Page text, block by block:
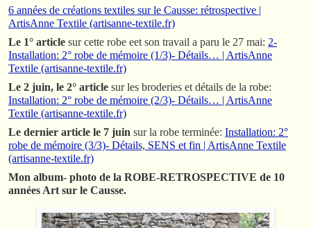
6 années de créations textiles sur le Causse: rétrospective |
ArtisAnne Textile (artisanne-textile.fr)
Le 1° article sur cette robe eet son travail a paru le 27 mai: 2-
Installation: 2° robe de mémoire (1/3)- Détails… | ArtisAnne
Textile (artisanne-textile.fr)
Le 2 juin, le 2° article sur les broderies et détails de la robe:
Installation: 2° robe de mémoire (2/3)- Détails… | ArtisAnne
Textile (artisanne-textile.fr)
Le dernier article le 7 juin sur la robe terminée: Installation: 2°
robe de mémoire (3/3)- Détails, SENS et fin | ArtisAnne Textile
(artisanne-textile.fr)
Mon album- photo de la ROBE-RETROSPECTIVE de 10
années Art sur le Causse.